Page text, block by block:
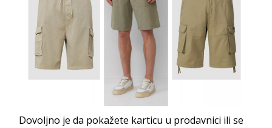
Dovoljno je da pokažete karticu u prodavnici ili se